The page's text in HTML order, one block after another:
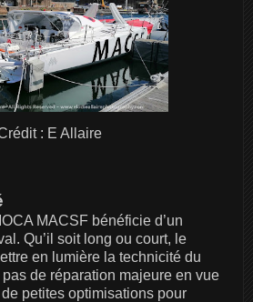
: E Allaire
MACSF bénéficie d’un
Qu’il soit long ou court, le
en lumière la technicité du
de réparation majeure en vue
petites optimisations pour